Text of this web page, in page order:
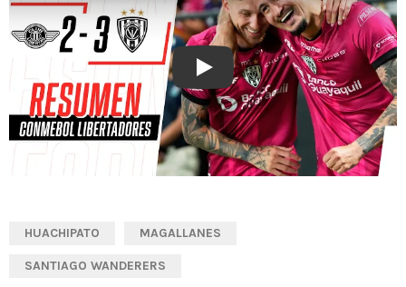
Play
HUACHIPATO MAGALLANES
SANTIAGO WANDERERS